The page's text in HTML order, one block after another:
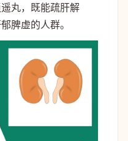
丸，既能疏肝解
脾虚的人群。